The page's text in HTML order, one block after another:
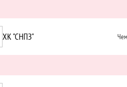
ХК "СНПЗ"